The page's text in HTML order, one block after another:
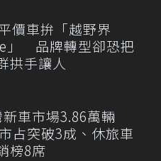
價車拚「越野界
」 品牌轉型卻恐把
拱手讓人
車市場3.86萬輛
占突破3成、休旅車
榜8席